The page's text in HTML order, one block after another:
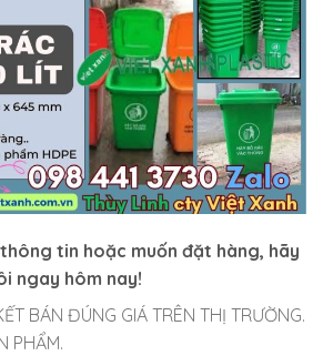
tin hoặc muốn đặt hàng, hãy
ngay hôm nay!
BÁN ĐÚNG GIÁ TRÊN THỊ TRƯỜNG.
PHẨM.